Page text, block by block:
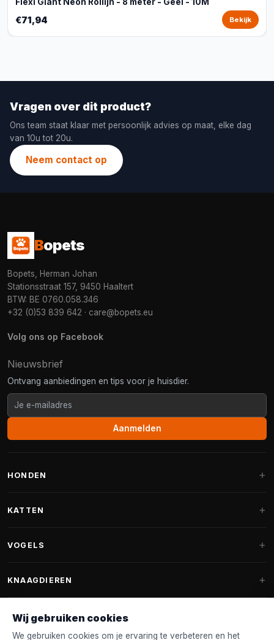
€71,94 Bekijk
Vragen over dit product?
Ons team staat klaar met persoonlijk advies op maat, elke dag
van 10u tot 20u.
Neem contact op
Bopets
Bopets, Herman Johan
Stationsstraat 157, 9450 Haaltert
BTW: BE 0760.058.346
+32 (0)53 839 642 · care@bopets.eu
Volg ons op Facebook
Nieuwsbrief
Ontvang aanbiedingen en tips voor je huisdier.
Aanmelden
HONDEN
Fantail hondenmanden
Hondenspeelgoed
KATTEN
Krabpalen voor Maine Coon
VOGELS
Vogelvoer binnenvogels
Voederhuisjes
KNAAGDIEREN
Knaagdierenvoer
Wij gebruiken cookies
We gebruiken cookies om je ervaring te verbeteren en het